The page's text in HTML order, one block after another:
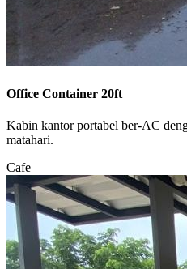
Office Container 20ft
Kabin kantor portabel ber-AC
matahari.
Cafe